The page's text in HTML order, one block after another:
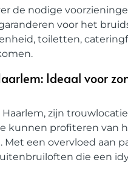
de nodige
voor het
toiletten,
Ideaal voor
zijn
kunnen profiteren van
een overvloed aan
die een